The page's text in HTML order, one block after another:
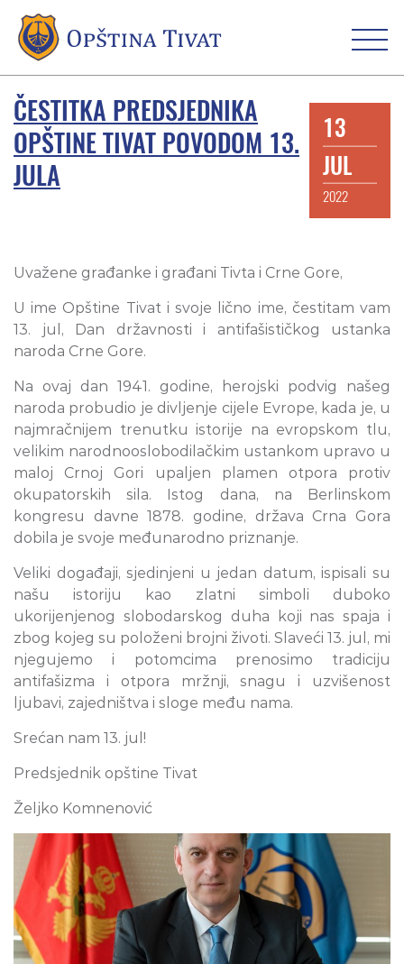
ČESTITKA PREDSJEDNIKA
OPŠTINE TIVAT POVODOM 13.
JULA
13
JUL
2022
Uvažene građanke i građani Tivta i Crne Gore,
U ime Opštine Tivat i svoje lično ime, čestitam vam
13. jul, Dan državnosti i antifašističkog ustanka
naroda Crne Gore.
Na ovaj dan 1941. godine, herojski podvig našeg
naroda probudio je divljenje cijele Evrope, kada je, u
najmračnijem trenutku istorije na evropskom tlu,
velikim narodnooslobodilačkim ustankom upravo u
maloj Crnoj Gori upaljen plamen otpora protiv
okupatorskih sila. Istog dana, na Berlinskom
kongresu davne 1878. godine, država Crna Gora
dobila je svoje međunarodno priznanje.
Veliki događaji, sjedinjeni u jedan datum, ispisali su
našu istoriju kao zlatni simboli duboko
ukorijenjenog slobodarskog duha koji nas spaja i
zbog kojeg su položeni brojni životi. Slaveći 13. jul, mi
njegujemo i potomcima prenosimo tradiciju
antifašizma i otpora mržnji, snagu i uzvišenost
ljubavi, zajedništva i sloge među nama.
Srećan nam 13. jul!
Predsjednik opštine Tivat
Željko Komnenović